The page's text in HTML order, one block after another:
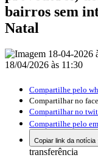
bairros sem
Natal
18/04/2026 às 11:30
Compartilhe pelo
Compartilhar no
Compartilhar no
Compartilhe pelo
Copiar link da notícia
transferência